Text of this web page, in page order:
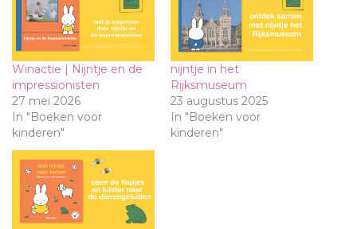
Winactie | Nijntje en de
impressionisten
27 mei 2026
In "Boeken voor
kinderen"
nijntje in het
Rijksmuseum
23 augustus 2025
In "Boeken voor
kinderen"